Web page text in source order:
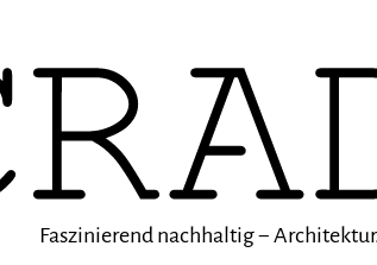
Faszinierend nachhaltig −